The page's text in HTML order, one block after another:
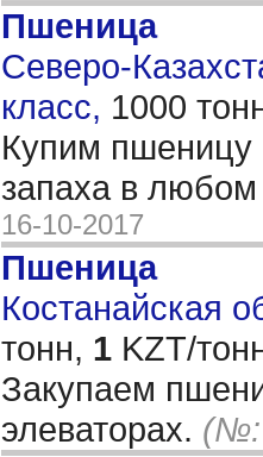
Пшеница
Северо-
класс, 1000
Купим пшеницу
запаха в
16-10-2017
Пшеница
Костанайская
тонн, 1 KZT/
Закупаем
элеваторах. (№: